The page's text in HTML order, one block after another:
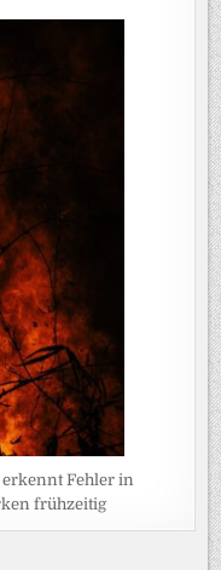
Fehler in
frühzeitig